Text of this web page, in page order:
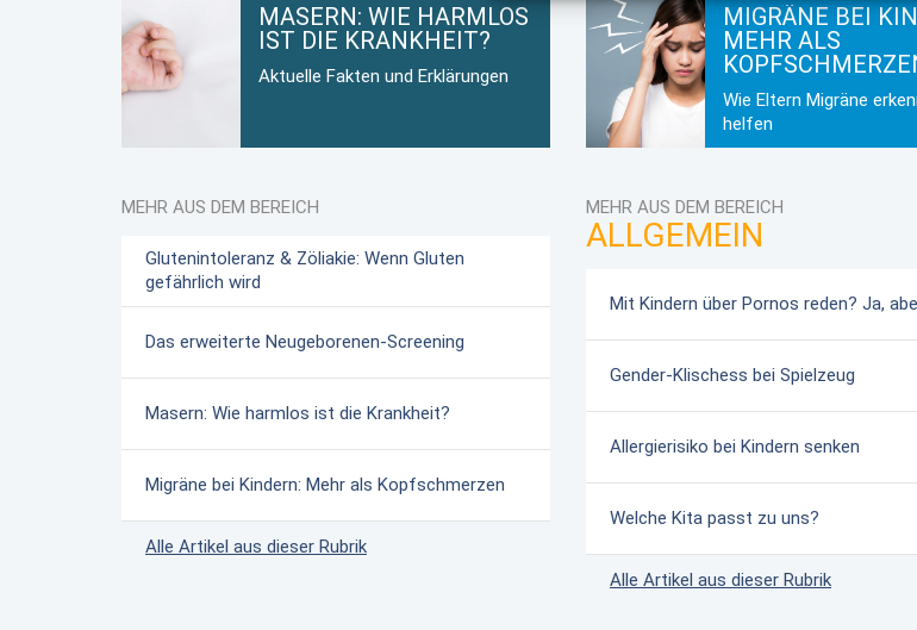
MASERN: WIE HARMLOS
IST DIE KRANKHEIT?
Aktuelle Fakten und Erklärungen
MIGRÄNE BEI
MEHR ALS
Wie Eltern Migräne
helfen
MEHR AUS DEM BEREICH
Glutenintoleranz & Zöliakie: Wenn Gluten
gefährlich wird
Das erweiterte Neugeborenen-Screening
Masern: Wie harmlos ist die Krankheit?
Migräne bei Kindern: Mehr als Kopfschmerzen
Alle Artikel aus dieser Rubrik
MEHR AUS DEM BEREICH
ALLGEMEIN
Mit Kindern über Pornos reden? Ja,
Gender-Klischess bei Spielzeug
Allergierisiko bei Kindern senken
Welche Kita passt zu uns?
Alle Artikel aus dieser Rubrik